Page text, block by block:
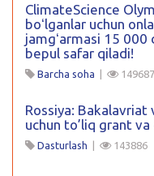
ClimateScience
boʻlganlar uchun
jamgʻarmasi 15 000
bepul safar qiladi!
Barcha soha | 149687
Rossiya: Bakalavriat
uchun to’liq grant
Dasturlash | 143886